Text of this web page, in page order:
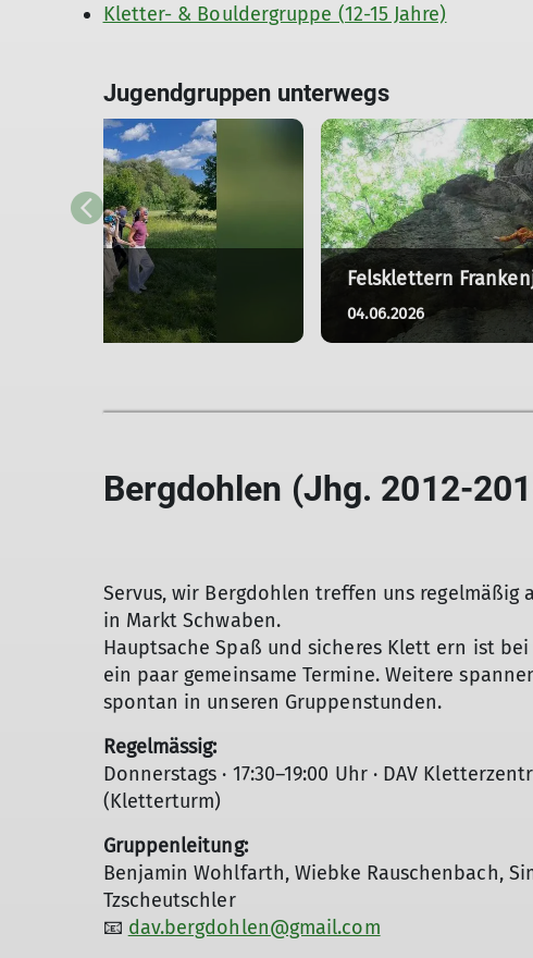
Kletter- & Bouldergruppe (12-15 Jahre)
Jugendgruppen unterwegs
Felsklettern
04.06.2026
Bergdohlen (Jhg. 2012-
Servus, wir Bergdohlen treffen uns regelmäßig
in Markt Schwaben.
Hauptsache Spaß und sicheres Klett ern ist
ein paar gemeinsame Termine. Weitere
spontan in unseren Gruppenstunden.
Regelmässig:
Donnerstags · 17:30–19:00 Uhr · DAV
(Kletterturm)
Gruppenleitung:
Benjamin Wohlfarth, Wiebke Rauschenbach,
Tzscheutschler
📧 dav.bergdohlen@gmail.com